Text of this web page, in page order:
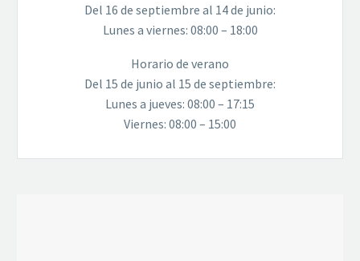
Del 16 de septiembre al 14 de junio:
Lunes a viernes: 08:00 – 18:00
Horario de verano
Del 15 de junio al 15 de septiembre:
Lunes a jueves: 08:00 – 17:15
Viernes: 08:00 – 15:00